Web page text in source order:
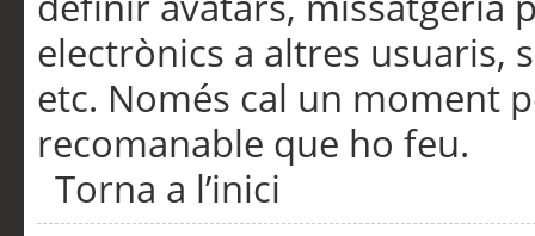
electrònics a altres usuaris,
etc. Només cal un moment
recomanable que ho feu.
Torna a l’inici